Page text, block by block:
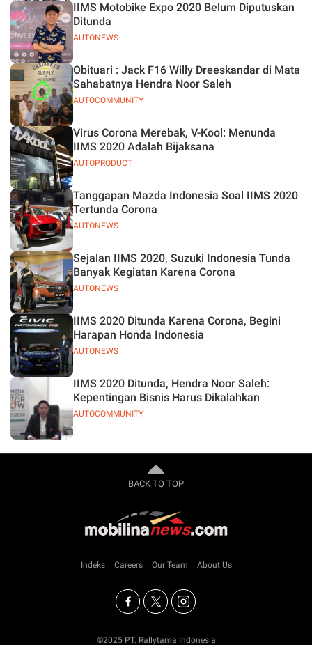
AUTONEWS
IIMS Motobike Expo 2020 Belum Diputuskan
Ditunda
AUTOCOMMUNITY
Obituari : Jack F16 Willy Dreeskandar di Mata
Sahabatnya Hendra Noor Saleh
AUTOPRODUCT
Virus Corona Merebak, V-Kool: Menunda
IIMS 2020 Adalah Bijaksana
AUTONEWS
Tanggapan Mazda Indonesia Soal IIMS 2020
Tertunda Corona
AUTONEWS
Sejalan IIMS 2020, Suzuki Indonesia Tunda
Banyak Kegiatan Karena Corona
AUTONEWS
IIMS 2020 Ditunda Karena Corona, Begini
Harapan Honda Indonesia
AUTOCOMMUNITY
IIMS 2020 Ditunda, Hendra Noor Saleh:
Kepentingan Bisnis Harus Dikalahkan
BACK TO TOP
Indeks Careers Our Team About Us
©2025 PT. Rallytama Indonesia